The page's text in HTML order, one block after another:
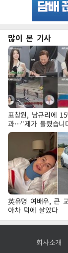
많이 본 기사
표창원, 남규리에
과…"제가 틀렸습니
英유명 여배우, 큰
아차 덕에 살았다
회사소개